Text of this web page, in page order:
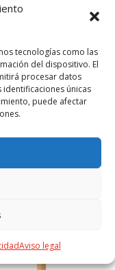
tecnologías como las
del dispositivo. El
procesar datos
únicas
puede afectar
Aviso legal